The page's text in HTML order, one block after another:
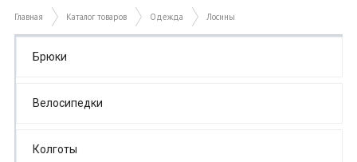
Главная Каталог товаров Одежда Лосины
Брюки
Велосипедки
Колготы